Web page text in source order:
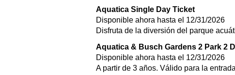
Aquatica Single Day Ticket
Disponible ahora hasta el 12/31/2026
Disfruta de la diversión del parque
Aquatica & Busch Gardens 2 Park 2
Disponible ahora hasta el 12/31/2026
A partir de 3 años. Válido para la